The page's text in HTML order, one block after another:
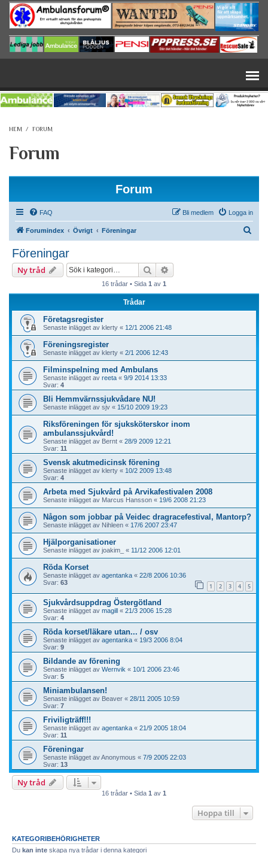
Hoppa till huvudinnehåll
HEM / FORUM
Forum